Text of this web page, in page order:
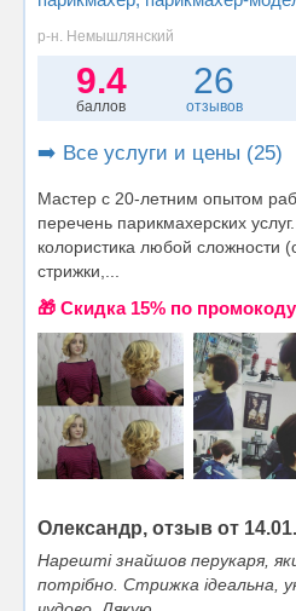
р-н. Немышлянский
9.4
баллов
26
отзывов
➡️ Все услуги и цены (25)
Мастер с 20-летним опытом
перечень парикмахерских
колористика любой
стрижки,...
🎁 Cкидка 15% по
Олександр, отзыв от
Нарешті знайшов перукаря,
потрібно. Стрижка ідеальна,